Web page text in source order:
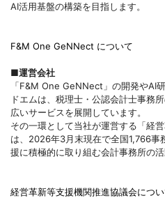
AI活用基盤の構築を目指します。
F&M One GeNNect について
■運営会社
「F&M One GeNNect」の開発やAI
ドエムは、税理士・公認会計士事務
広いサービスを展開しています。
その一環として当社が運営する「経
は、2026年3月末現在で全国1,766事
援に積極的に取り組む会計事務所の活
経営革新等支援機関推進協議会につ